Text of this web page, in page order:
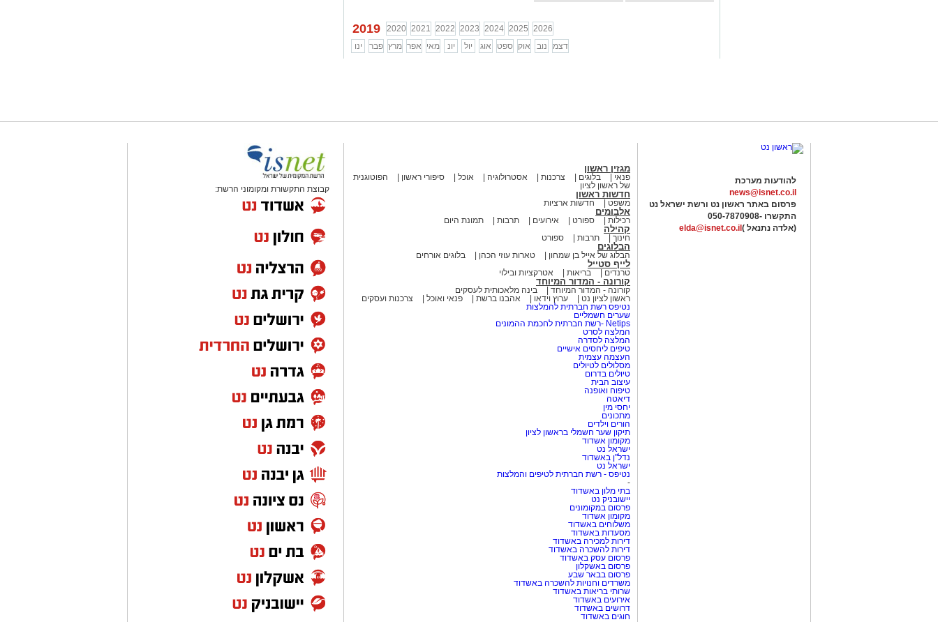
2019 2020 2021 2022 2023 2024 2025 2026
ינו
פבר מרץ אפר מאי יונ יול אוג ספט אוק נוב דצמ
להודעות מערכת
news@isnet.co.il
פרסום באתר ראשון נט ורשת ישראל נט
התקשרו -050-7870908
(אלדה נתנאל ) elda@isnet.co.il
מגזין ראשון
פנאי בלוגים צרכנות אסטרולוגיה אוכל סיפורי ראשון
הפוטוגנית
של ראשון לציון
חדשות ראשון
משפט חדשות ארציות
אלבומים
רכילות ספורט אירועים תרבות תמונת היום
קהילה
חינוך תרבות ספורט
הבלוגים
הבלוג של אייל בן שמחון טארות עוזי הכהן בלוגים אורחים
לייף סטייל
טרנדים בריאות אטרקציות ובילוי
קורונה - המדור המיוחד
קורונה - המדור המיוחד
בינה מלאכותית לעסקים
ראשון לציון נט
ערוץ וידאו אהבנו ברשת פנאי ואוכל
צרכנות ועסקים
נטיפס רשת חברתית להמלצות
שערים חשמליים
Netips -רשת חברתית לחכמת ההמונים
המלצה לסרט
המלצה לסדרה
טיפים ליחסים אישיים
העצמה עצמית
מסלולים לטיולים
טיולים בדרום
עיצוב הבית
טיפוח ואופנה
דיאטה
יחסי מין
מתכונים
הורים וילדים
תיקון שער חשמלי בראשון לציון
מקומון אשדוד
ישראל נט
נדל"ן באשדוד
ישראל נט
נטיפס - רשת חברתית לטיפים והמלצות
-
בתי מלון באשדוד
יישובניק נט
פרסום במקומונים
מקומון אשדוד
משלוחים באשדוד
מסעדות באשדוד
דירות למכירה באשדוד
דירות להשכרה באשדוד
פרסום עסק באשדוד
פרסום באשקלון
פרסום בבאר שבע
משרדים וחנויות להשכרה באשדוד
שרותי בריאות באשדוד
אירועים באשדוד
דרושים באשדוד
חוגים באשדוד
קבוצת התקשורת ומקומוני הרשת: